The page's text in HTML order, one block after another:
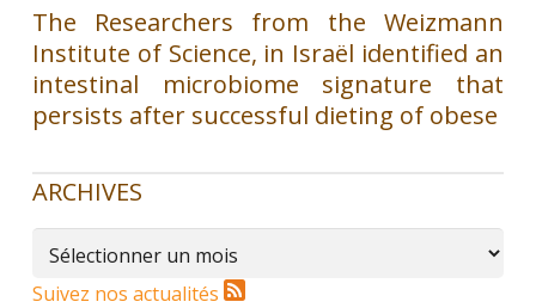
The Researchers from the Weizmann
Institute of Science, in Israël identified an
intestinal microbiome signature that
persists after successful dieting of obese
ARCHIVES
Archives
Suivez nos actualités